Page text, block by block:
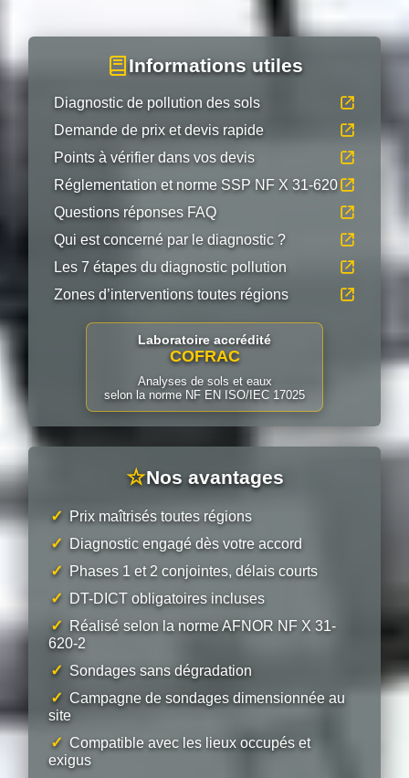
Informations utiles
Diagnostic de pollution des sols
Demande de prix et devis rapide
Points à vérifier dans vos devis
Réglementation et norme SSP NF X 31-620
Questions réponses FAQ
Qui est concerné par le diagnostic ?
Les 7 étapes du diagnostic pollution
Zones d’interventions toutes régions
Laboratoire accrédité
COFRAC
Analyses de sols et eaux
selon la norme NF EN ISO/IEC 17025
☆Nos avantages
✓ Prix maîtrisés toutes régions
✓ Diagnostic engagé dès votre accord
✓ Phases 1 et 2 conjointes, délais courts
✓ DT-DICT obligatoires incluses
✓
Réalisé selon la norme AFNOR NF X 31-
620-2
✓ Sondages sans dégradation
✓ Campagne de sondages dimensionnée au
site
✓ Compatible avec les lieux occupés et
exigus